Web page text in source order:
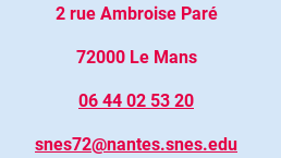
2 rue Ambroise Paré
72000 Le Mans
06 44 02 53 20
snes72@nantes.snes.edu